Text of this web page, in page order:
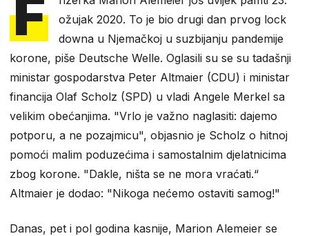
F
ožujak 2020. To je bio drugi dan prvog lock
downa u Njemačkoj u suzbijanju pandemije
korone, piše Deutsche Welle. Oglasili su se su tadašnji
ministar gospodarstva Peter Altmaier (CDU) i ministar
financija Olaf Scholz (SPD) u vladi Angele Merkel sa
velikim obećanjima. "Vrlo je važno naglasiti: dajemo
potporu, a ne pozajmicu", objasnio je Scholz o hitnoj
pomoći malim poduzećima i samostalnim djelatnicima
zbog korone. "Dakle, ništa se ne mora vraćati.“
Altmaier je dodao: "Nikoga nećemo ostaviti samog!"
Danas, pet i pol godina kasnije, Marion Alemeier se